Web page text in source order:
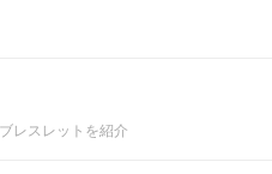
レスレットを紹介